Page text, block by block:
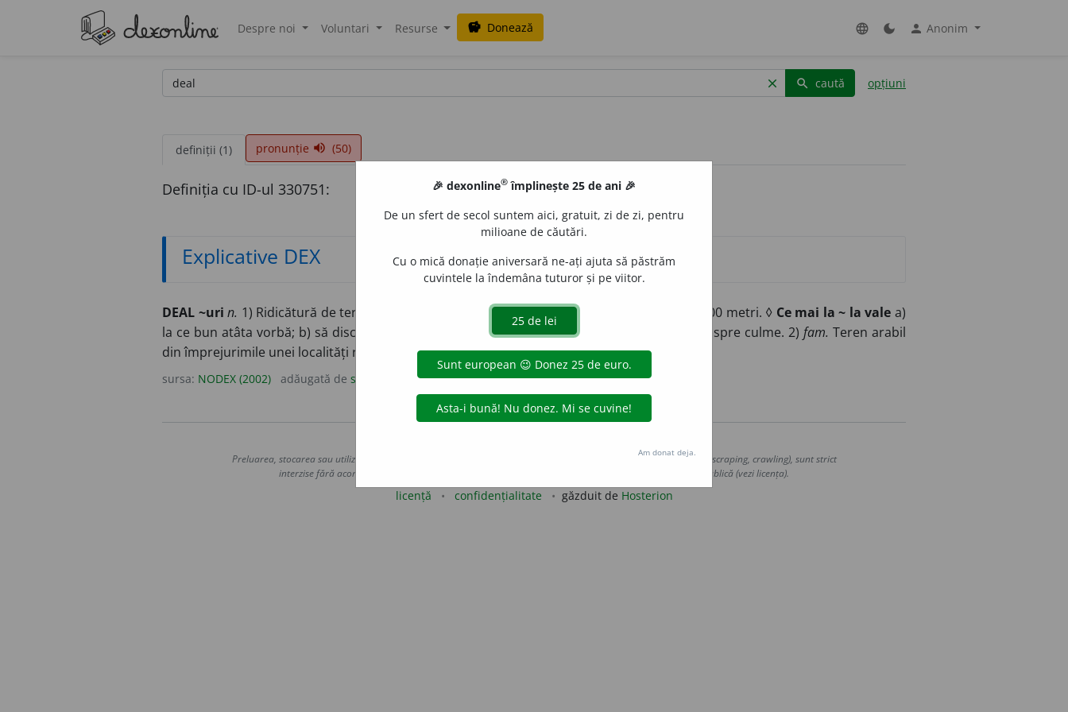
Despre noi Voluntari Resurse savings Donează language dark_mode person Anonim
clear search caută opțiuni
definiții (1) pronunție volume_up (50)
Definiția cu ID-ul 330751:
Explicative DEX
DEAL ~uri n. 1) Ridicătură de teren mai joasă decât muntele, având înălțimea între 200 și 800 metri. ◊ Ce mai la ~ la vale a)
la ce bun atâta vorbă; b) să discutăm la obiect, spunând lucrurilor pe nume.
în sus; înspre culme. 2) fam. Teren arabil
din împrejurimile unei localități rurale.
A pleca la ~.[Monosilabic] /<sl.dĕlu
sursa: NODEX (2002) adăugată de siveco acțiuni
Preluarea, stocarea sau utilizarea datelor de pe acest site, inclusiv prin orice metode de extragere automată (web scraping, crawling), sunt strict
interzise fără acordul nostru prealabil scris, cu excepția seturilor de date oferite oficial spre utilizare publică (vezi licența).
licență confidențialitate găzduit de Hosterion
🎉 dexonline® împlinește 25 de ani 🎉
De un sfert de secol suntem aici, gratuit, zi de zi, pentru
milioane de căutări.
Cu o mică donație aniversară ne-ați ajuta să păstrăm
cuvintele la îndemâna tuturor și pe viitor.
Am donat deja.